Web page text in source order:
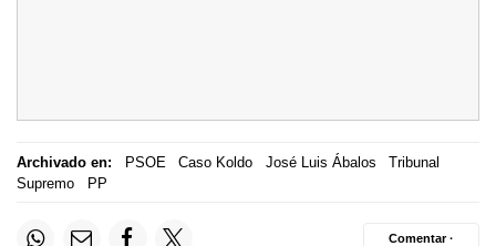
Archivado en: PSOE Caso Koldo José Luis Ábalos
Tribunal
Supremo
PP
Comentar ·